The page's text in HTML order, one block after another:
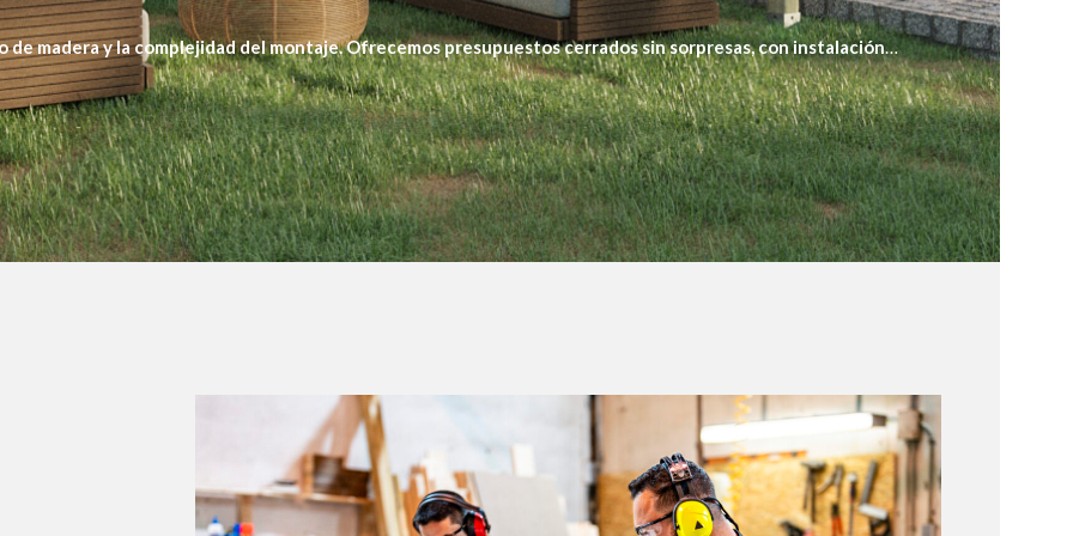
madera y la complejidad del montaje. Ofrecemos presupuestos cerrados sin sorpresas, con instalación